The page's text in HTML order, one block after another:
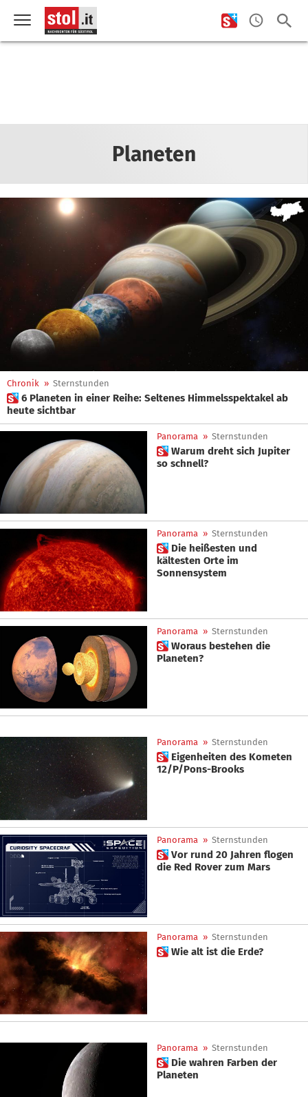
Planeten
Chronik » Sternstunden
 6 Planeten in einer Reihe: Seltenes Himmelsspektakel ab
heute sichtbar
Panorama » Sternstunden
 Warum dreht sich Jupiter
so schnell?
Panorama » Sternstunden
 Die heißesten und
kältesten Orte im
Sonnensystem
Panorama » Sternstunden
 Woraus bestehen die
Planeten?
Panorama » Sternstunden
 Eigenheiten des Kometen
12/P/Pons-Brooks
Panorama » Sternstunden
 Vor rund 20 Jahren flogen
die Red Rover zum Mars
Panorama » Sternstunden
 Wie alt ist die Erde?
Panorama » Sternstunden
 Die wahren Farben der
Planeten